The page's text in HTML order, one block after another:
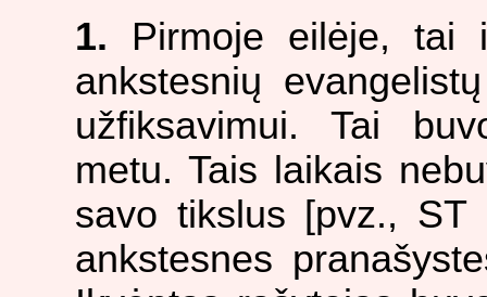
1. Pirmoje eilėje, tai
ankstesnių
užfiksavimui. Tai
metu. Tais laikais
savo tikslus [pvz., ST
ankstesnes